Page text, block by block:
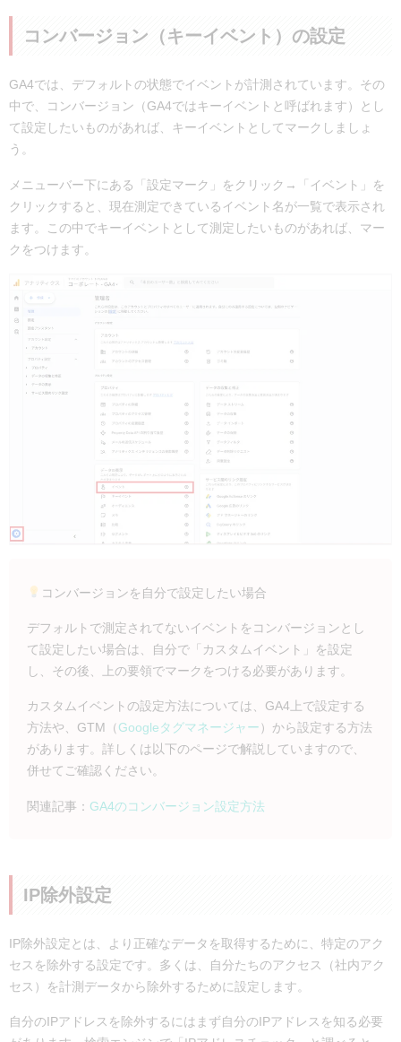
コンバージョン（キーイベント）の設定
GA4では、デフォルトの状態でイベントが計測されています。その
中で、コンバージョン（GA4ではキーイベントと呼ばれます）とし
て設定したいものがあれば、キーイベントとしてマークしましょ
う。
メニューバー下にある「設定マーク」をクリック→「イベント」を
クリックすると、現在測定できているイベント名が一覧で表示され
ます。この中でキーイベントとして測定したいものがあれば、マー
クをつけます。
コンバージョンを自分で設定したい場合
デフォルトで測定されてないイベントをコンバージョンとし
て設定したい場合は、自分で「カスタムイベント」を設定
し、その後、上の要領でマークをつける必要があります。
カスタムイベントの設定方法については、GA4上で設定する
方法や、GTM（Googleタグマネージャー）から設定する方法
があります。詳しくは以下のページで解説していますので、
併せてご確認ください。
関連記事： GA4のコンバージョン設定方法
IP除外設定
IP除外設定とは、より正確なデータを取得するために、特定のアク
セスを除外する設定です。多くは、自分たちのアクセス（社内アク
セス）を計測データから除外するために設定します。
自分のIPアドレスを除外するにはまず自分のIPアドレスを知る必要